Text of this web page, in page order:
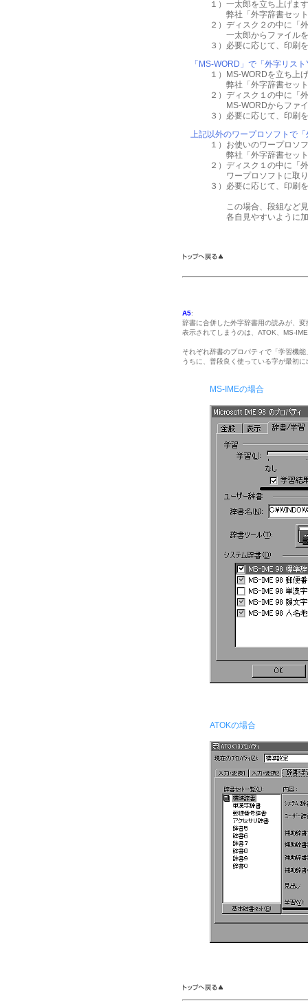
１）一太郎を立ち上げま
弊社「外字辞書セット
２）ディスク２の中に「
一太郎からファイルを
３）必要に応じて、印刷
「MS-WORD」で「外字リス
１）MS-WORDを立ち上
弊社「外字辞書セット
２）ディスク１の中に「
MS-WORDからファイ
３）必要に応じて、印刷
上記以外のワープロソフトで
１）お使いのワープロソ
弊社「外字辞書セット
２）ディスク１の中に「
ワープロソフトに取り
３）必要に応じて、印刷
この場合、段組など見
各自見やすいように加
A5:
辞書に合併した外字辞書用の読みが、
表示されてしまうのは、ATOK、MS-
それぞれ辞書のプロパティで「学習機能
うちに、普段良く使っている字が最初
MS-IMEの場合
ATOKの場合